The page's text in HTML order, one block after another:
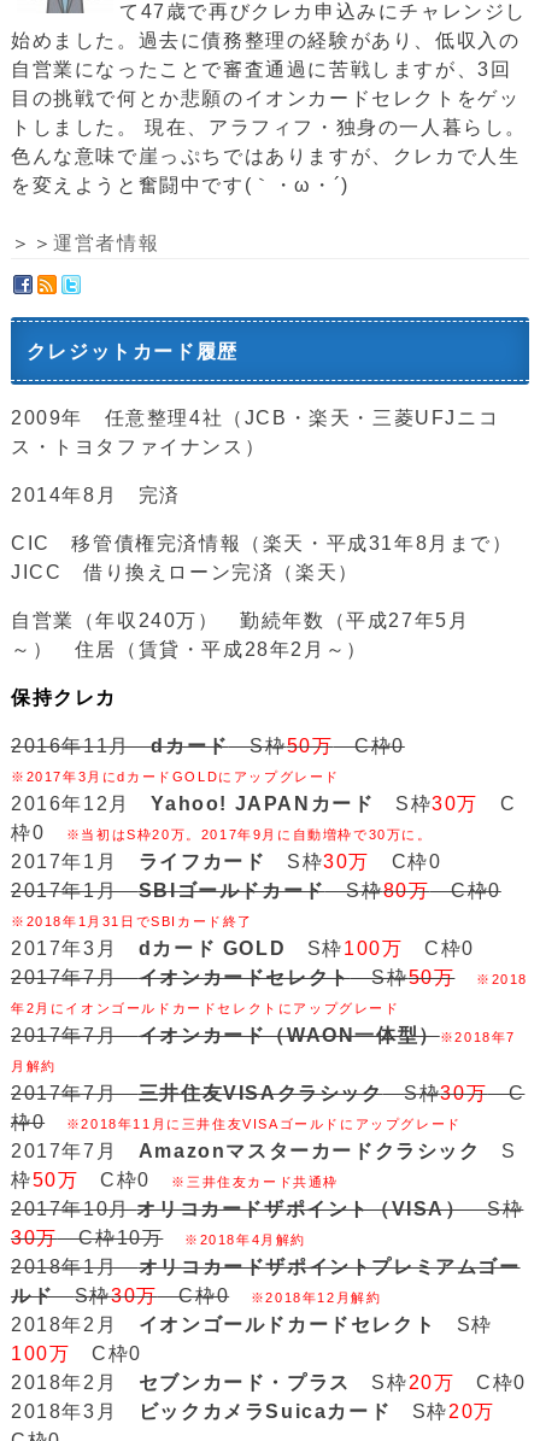
て47歳で再びクレカ申込みにチャレンジし
始めました。過去に債務整理の経験があり、低収入の
自営業になったことで審査通過に苦戦しますが、3回
目の挑戦で何とか悲願のイオンカードセレクトをゲッ
トしました。 現在、アラフィフ・独身の一人暮らし。
色んな意味で崖っぷちではありますが、クレカで人生
を変えようと奮闘中です(｀・ω・´)ゞ
＞＞運営者情報
クレジットカード履歴
2009年 任意整理4社（JCB・楽天・三菱UFJニコ
ス・トヨタファイナンス）
2014年8月 完済
CIC 移管債権完済情報（楽天・平成31年8月まで）
JICC 借り換えローン完済（楽天）
自営業（年収240万） 勤続年数（平成27年5月
～） 住居（賃貸・平成28年2月～）
保持クレカ
2016年11月dカードS枠50万C枠0
※2017年3月にdカードGOLDにアップグレード
2016年12月Yahoo! JAPANカード S枠30万
C
枠0
※当初はS枠20万。2017年9月に自動増枠で30万に。
2017年1月 ライフカード S枠30万
C枠0
2017年1月SBIゴールドカードS枠80万C枠0
※2018年1月31日でSBIカード終了
2017年3月 dカード GOLD S枠100万 C枠0
2017年7月イオンカードセレクトS枠50万
※2018
年2月にイオンゴールドカードセレクトにアップグレード
2017年7月イオンカード（WAON一体型）※2018年7
月解約
2017年7月三井住友VISAクラシックS枠30万C
枠0
※2018年11月に三井住友VISAゴールドにアップグレード
2017年7月 Amazonマスターカードクラシック
S
枠50万 C枠0 ※三井住友カード共通枠
2017年10月オリコカードザポイント（VISA）S枠
30万C枠10万 ※2018年4月解約
2018年1月オリコカードザポイントプレミアムゴー
ルドS枠30万C枠0 ※2018年12月解約
2018年2月 イオンゴールドカードセレクト
S枠
100万 C枠0
2018年2月 セブンカード・プラス S枠20万 C枠0
2018年3月
ビックカメラSuicaカード S枠20万